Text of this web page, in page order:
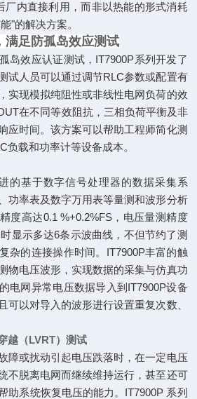
厂内直接利用，而非以热能的形式消耗
"的解决方案。
满足防孤岛效应测试
岛效应认证测试，IT7900P系列开发了
试人员可以通过调节RLC参数或配置有
实现模拟纯阻性或非线性电网负荷的效
在不同等效阻抗，三相负荷平衡及非
应时间。该方案可以帮助工程师简化测
负载和功率计等设备成本。
的基于数字信号处理器的数据采集系
功率表及数字万用表等量测和波形分析
度高达0.1 %+0.2%FS，电压量测精度
显示多达6条示波曲线，不但节约了测
杂的连接操作时间。IT7900P丰富的触
物电压波形，实现数据的采集与仿真功
电网异常电压数据导入到IT7900P设备
可以对导入的波形进行设置重复次数、
越（LVRT）测试
障或扰动引起电压跌落时，在一定电压
不脱离电网而继续维持运行，甚至还可
助系统恢复电压的能力。IT7900P 系列